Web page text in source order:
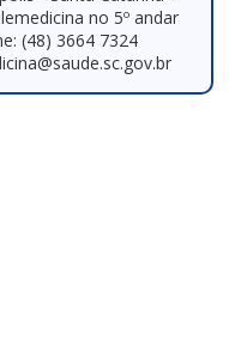
no 5º andar
(48) 3664 7324